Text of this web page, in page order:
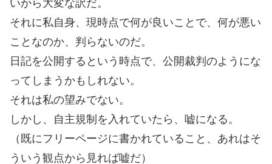
いから大変な訳だ。
それに私自身、現時点で何が良いことで、何が悪い
ことなのか、判らないのだ。
日記を公開するという時点で、公開裁判のようにな
ってしまうかもしれない。
それは私の望みでない。
しかし、自主規制を入れていたら、嘘になる。
（既にフリーページに書かれていること、あれはそ
ういう観点から見れば嘘だ）